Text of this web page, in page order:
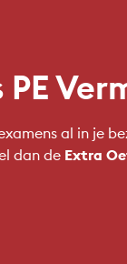
al in je
dan de Extra